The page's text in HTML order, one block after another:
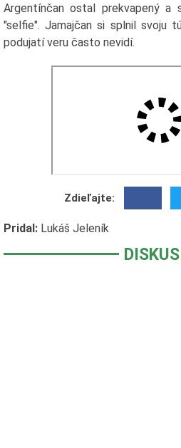
Argentínčan ostal prekvapený a
"selfie". Jamajčan si splnil svoju
podujatí veru často nevidí.
Zdieľajte:
Pridal: Lukáš Jeleník